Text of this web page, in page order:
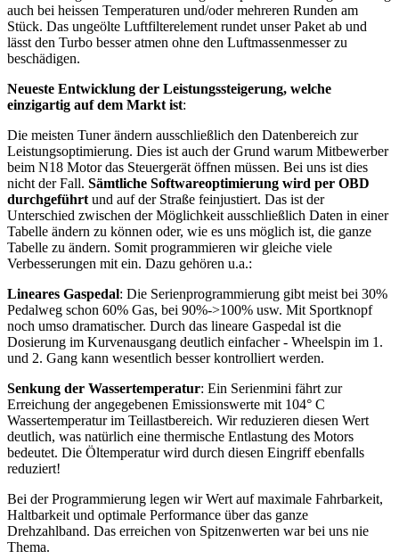
auch bei heissen Temperaturen und/oder mehreren Runden am
Stück. Das ungeölte Luftfilterelement rundet unser Paket ab und
lässt den Turbo besser atmen ohne den Luftmassenmesser zu
beschädigen.
Neueste Entwicklung der Leistungssteigerung, welche
einzigartig auf dem Markt ist:
Die meisten Tuner ändern ausschließlich den Datenbereich zur
Leistungsoptimierung. Dies ist auch der Grund warum Mitbewerber
beim N18 Motor das Steuergerät öffnen müssen. Bei uns ist dies
nicht der Fall. Sämtliche Softwareoptimierung wird per OBD
durchgeführt und auf der Straße feinjustiert. Das ist der
Unterschied zwischen der Möglichkeit ausschließlich Daten in einer
Tabelle ändern zu können oder, wie es uns möglich ist, die ganze
Tabelle zu ändern. Somit programmieren wir gleiche viele
Verbesserungen mit ein. Dazu gehören u.a.:
Lineares Gaspedal: Die Serienprogrammierung gibt meist bei 30%
Pedalweg schon 60% Gas, bei 90%->100% usw. Mit Sportknopf
noch umso dramatischer. Durch das lineare Gaspedal ist die
Dosierung im Kurvenausgang deutlich einfacher - Wheelspin im 1.
und 2. Gang kann wesentlich besser kontrolliert werden.
Senkung der Wassertemperatur: Ein Serienmini fährt zur
Erreichung der angegebenen Emissionswerte mit 104° C
Wassertemperatur im Teillastbereich. Wir reduzieren diesen Wert
deutlich, was natürlich eine thermische Entlastung des Motors
bedeutet. Die Öltemperatur wird durch diesen Eingriff ebenfalls
reduziert!
Bei der Programmierung legen wir Wert auf maximale Fahrbarkeit,
Haltbarkeit und optimale Performance über das ganze
Drehzahlband. Das erreichen von Spitzenwerten war bei uns nie
Thema.